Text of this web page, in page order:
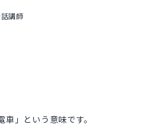
講師
」という意味です。